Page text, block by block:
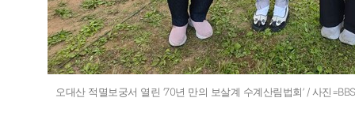
오대산 적멸보궁서 열린 ‘70년 만의 보살계 수계산림법회’ / 사진